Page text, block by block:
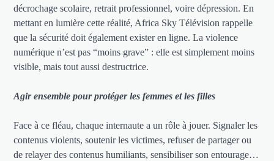
décrochage scolaire, retrait professionnel, voire dépression. En
mettant en lumière cette réalité, Africa Sky Télévision rappelle
que la sécurité doit également exister en ligne. La violence
numérique n’est pas “moins grave” : elle est simplement moins
visible, mais tout aussi destructrice.
Agir ensemble pour protéger les femmes et les filles
Face à ce fléau, chaque internaute a un rôle à jouer. Signaler les
contenus violents, soutenir les victimes, refuser de partager ou
de relayer des contenus humiliants, sensibiliser son entourage…